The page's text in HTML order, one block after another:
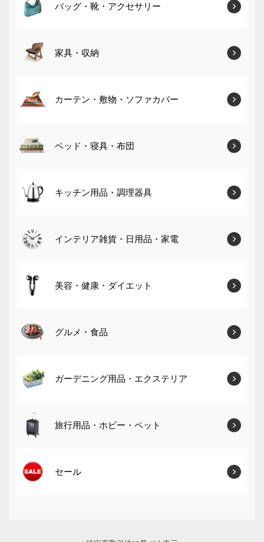
バッグ・靴・アクセサリー
家具・収納
カーテン・敷物・ソファカバー
ベッド・寝具・布団
キッチン用品・調理器具
インテリア雑貨・日用品・家電
美容・健康・ダイエット
グルメ・食品
ガーデニング用品・エクステリア
旅行用品・ホビー・ペット
セール